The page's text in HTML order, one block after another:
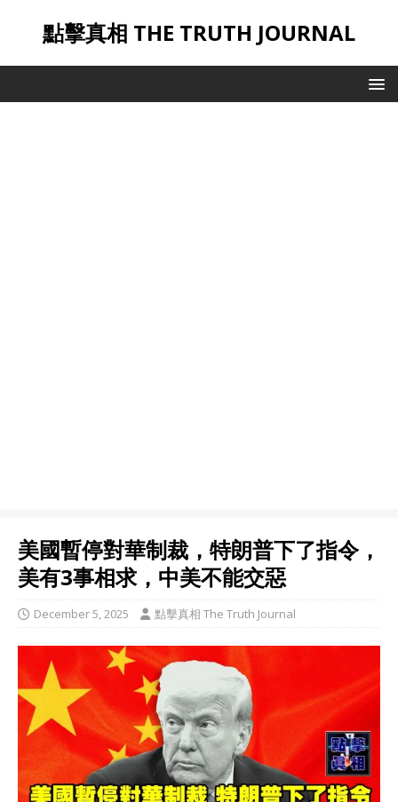
點擊真相 THE TRUTH JOURNAL
美國暫停對華制裁，特朗普下了指令，
美有3事相求，中美不能交惡
December 5, 2025 點擊真相 The Truth Journal